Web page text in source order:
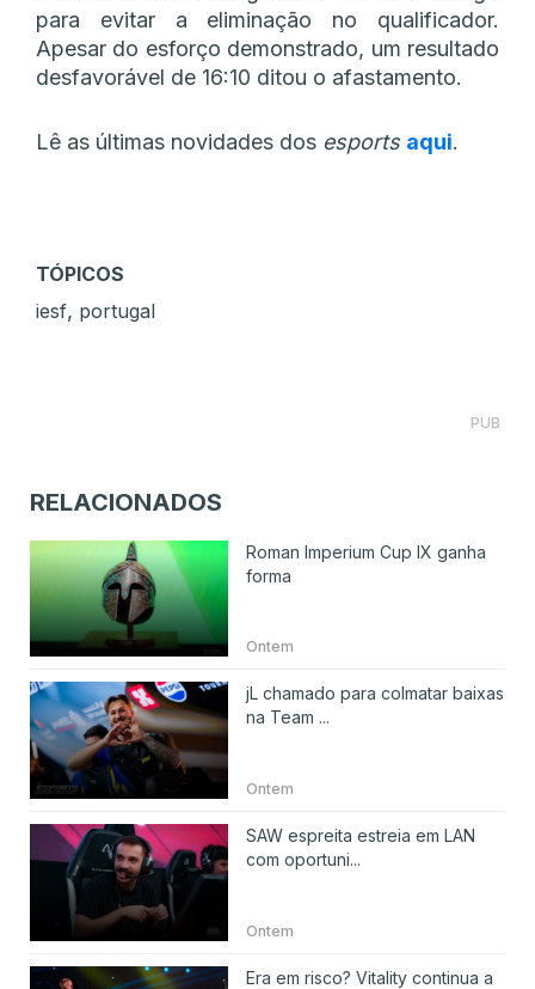
para evitar a eliminação no qualificador.
Apesar do esforço demonstrado, um resultado
desfavorável de 16:10 ditou o afastamento.
Lê as últimas novidades dos esports aqui.
TÓPICOS
iesf, portugal
PUB
RELACIONADOS
Roman Imperium Cup IX ganha
forma
Ontem
jL chamado para colmatar baixas
na Team ...
Ontem
SAW espreita estreia em LAN
com oportuni...
Ontem
Era em risco? Vitality continua a